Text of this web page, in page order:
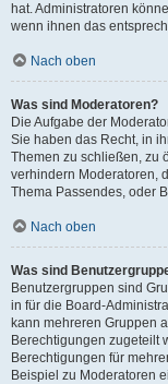
hat. Administratoren
wenn ihnen das
Nach oben
Was sind Moderatoren?
Die Aufgabe der
Sie haben das Recht, in
Themen zu schließen, zu
verhindern Moderatoren,
Thema Passendes, oder
Nach oben
Was sind
Benutzergruppen sind
in für die Board-
kann mehreren Gruppen
Berechtigungen zugeteilt
Berechtigungen für
Beispiel zu Moderatoren